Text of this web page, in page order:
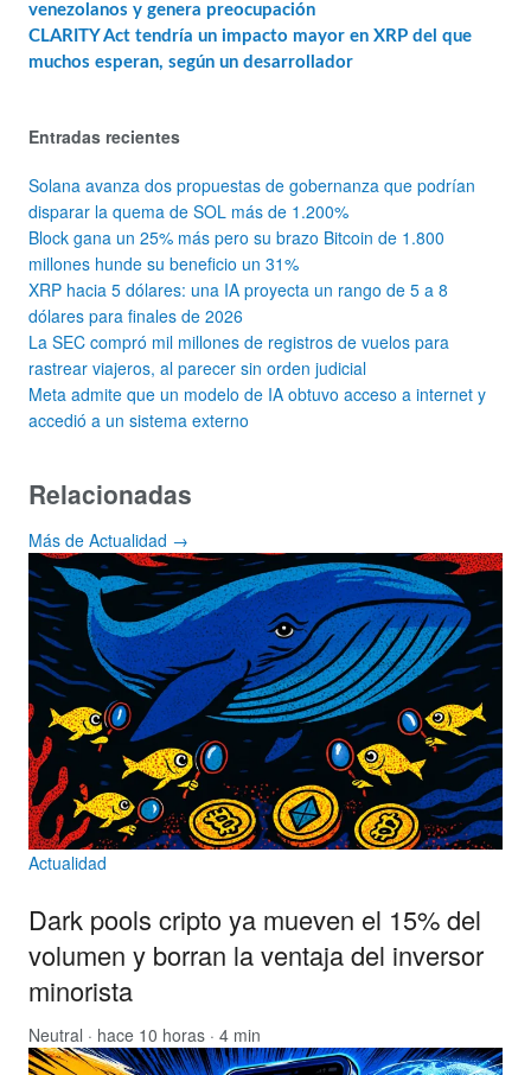
venezolanos y genera preocupación
CLARITY Act tendría un impacto mayor en XRP del que
muchos esperan, según un desarrollador
Entradas recientes
Solana avanza dos propuestas de gobernanza que podrían
disparar la quema de SOL más de 1.200%
Block gana un 25% más pero su brazo Bitcoin de 1.800
millones hunde su beneficio un 31%
XRP hacia 5 dólares: una IA proyecta un rango de 5 a 8
dólares para finales de 2026
La SEC compró mil millones de registros de vuelos para
rastrear viajeros, al parecer sin orden judicial
Meta admite que un modelo de IA obtuvo acceso a internet y
accedió a un sistema externo
Relacionadas
Más de Actualidad →
Actualidad
Dark pools cripto ya mueven el 15% del
volumen y borran la ventaja del inversor
minorista
Neutral · hace 10 horas · 4 min